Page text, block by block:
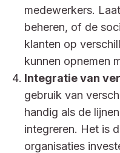
medewerkers.
beheren, of de
klanten op
kunnen opnemen
Integratie van
gebruik van
handig als de
integreren. Het is
organisaties